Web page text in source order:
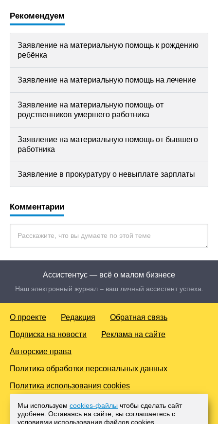
Рекомендуем
Заявление на материальную помощь к рождению
ребёнка
Заявление на материальную помощь на лечение
Заявление на материальную помощь от
родственников умершего работника
Заявление на материальную помощь от бывшего
работника
Заявление в прокуратуру о невыплате зарплаты
Комментарии
Ассистентус — всё о малом бизнесе
Наш электронный журнал – ваш личный ассистент успеха.
О проекте Редакция Обратная связь
Подписка на новости Реклама на сайте
Авторские права
Политика обработки персональных данных
Политика использования cookies
© 2016-2026 Все права защищены. Для лиц старше 18 лет.
Любое копирование материалов и тиражирование в сети
Интернет, либо печатных изданиях без согласования с
Мы используем cookies-файлы чтобы сделать сайт
удобнее. Оставаясь на сайте, вы соглашаетесь с
условиями использования файлов cооkies.